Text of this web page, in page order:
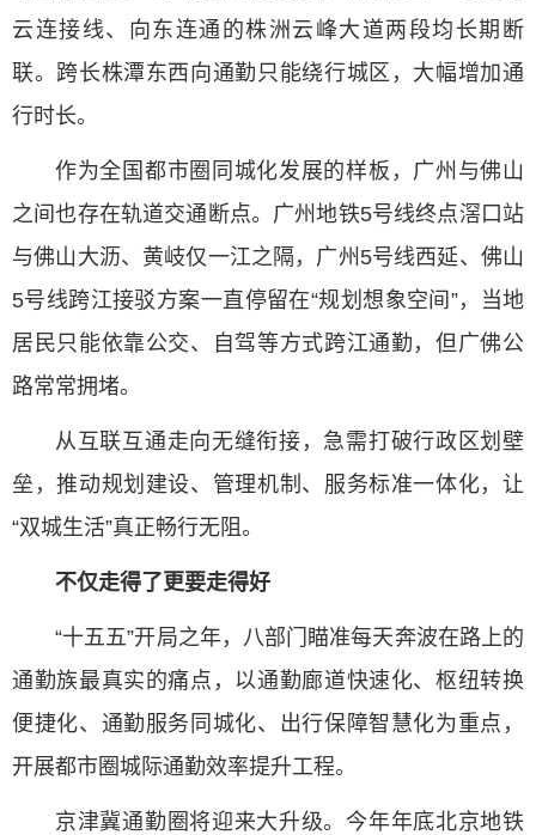
云连接线、向东连通的株洲云峰大道两段均长期断
联。跨长株潭东西向通勤只能绕行城区，大幅增加通
行时长。
作为全国都市圈同城化发展的样板，广州与佛山
之间也存在轨道交通断点。广州地铁5号线终点滘口站
与佛山大沥、黄岐仅一江之隔，广州5号线西延、佛山
5号线跨江接驳方案一直停留在“规划想象空间”，当地
居民只能依靠公交、自驾等方式跨江通勤，但广佛公
路常常拥堵。
从互联互通走向无缝衔接，急需打破行政区划壁
垒，推动规划建设、管理机制、服务标准一体化，让
“双城生活”真正畅行无阻。
不仅走得了更要走得好
“十五五”开局之年，八部门瞄准每天奔波在路上的
通勤族最真实的痛点，以通勤廊道快速化、枢纽转换
便捷化、通勤服务同城化、出行保障智慧化为重点，
开展都市圈城际通勤效率提升工程。
京津冀通勤圈将迎来大升级。今年年底北京地铁